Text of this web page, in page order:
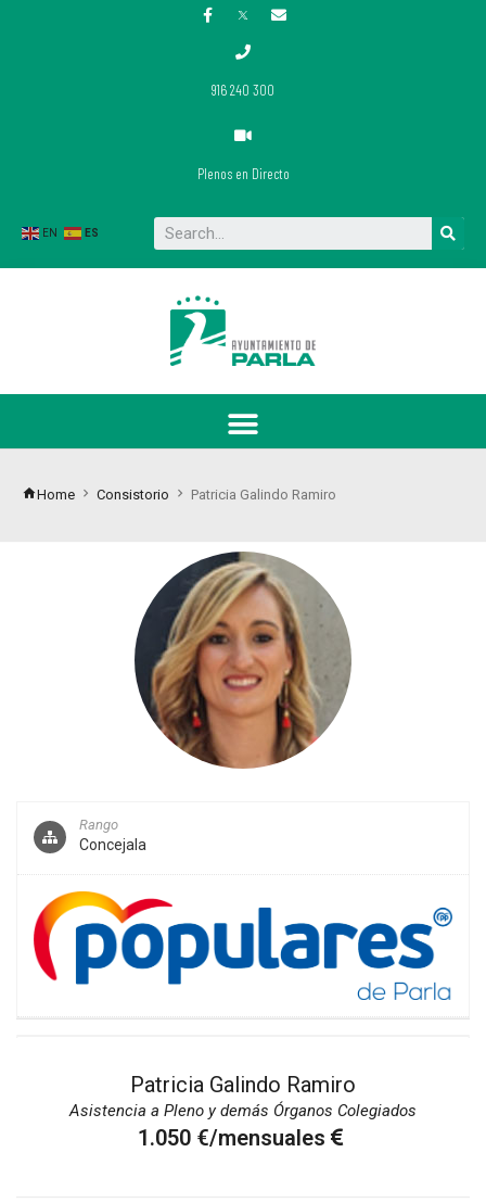
916 240 300
Plenos en Directo
EN ES Buscar
Home Consistorio Patricia Galindo Ramiro
Rango
Concejala
Patricia Galindo Ramiro
Asistencia a Pleno y demás Órganos Colegiados
1.050 €/mensuales